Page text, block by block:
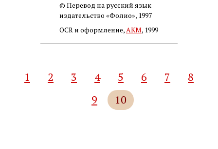
© Перевод на русский язык
издательство «Фолио», 1997
OCR и оформление,АКМ, 1999
1 2 3 4 5 6 7
8
9
10